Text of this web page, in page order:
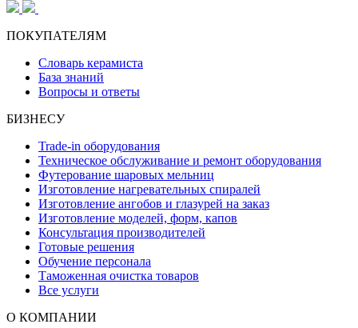
ПОКУПАТЕЛЯМ
Словарь керамиста
База знаний
Вопросы и ответы
БИЗНЕСУ
Trade-in оборудования
Техническое обслуживание и ремонт оборудования
Футерование шаровых мельниц
Изготовление нагревательных спиралей
Изготовление ангобов и глазурей на заказ
Изготовление моделей, форм, капов
Консультация производителей
Готовые решения
Обучение персонала
Таможенная очистка товаров
Все услуги
О КОМПАНИИ